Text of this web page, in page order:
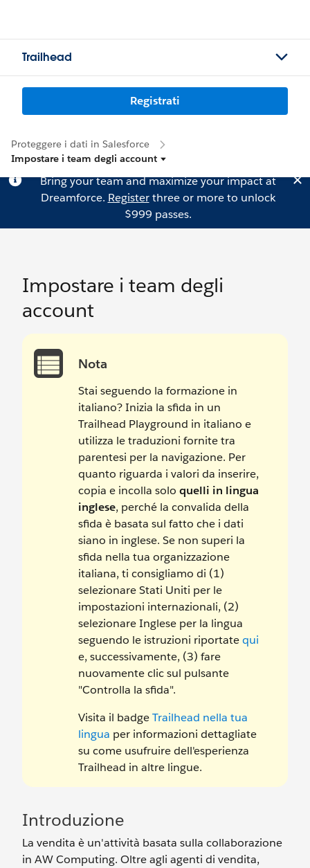
Trailhead
Registrati
Proteggere i dati in Salesforce
Impostare i team degli account
Bring your team and maximize your impact at
Dreamforce. Registerthree or more to unlock
$999 passes.
Impostare i team degli
account
Nota
Stai seguendo la formazione in
italiano? Inizia la sfida in un
Trailhead Playground in italiano e
utilizza le traduzioni fornite tra
parentesi per la navigazione. Per
quanto riguarda i valori da inserire,
copia e incolla solo quelli in lingua
inglese, perché la convalida della
sfida è basata sul fatto che i dati
siano in inglese. Se non superi la
sfida nella tua organizzazione
italiana, ti consigliamo di (1)
selezionare Stati Uniti per le
impostazioni internazionali, (2)
selezionare Inglese per la lingua
seguendo le istruzioni riportatequi
e, successivamente, (3) fare
nuovamente clic sul pulsante
"Controlla la sfida".
Visita il badgeTrailhead nella tua
lingua per informazioni dettagliate
su come usufruire dell'esperienza
Trailhead in altre lingue.
Introduzione
La vendita è un'attività basata sulla collaborazione
in AW Computing. Oltre agli agenti di vendita,